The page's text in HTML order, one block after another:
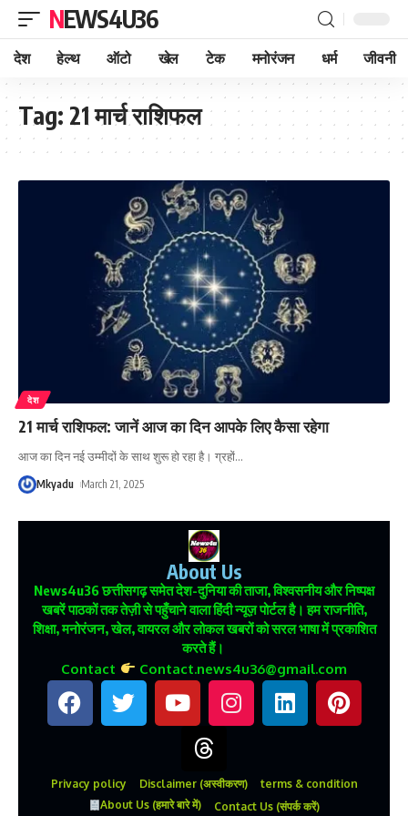
NEWS4U36
देश हेल्थ ऑटो खेल टेक मनोरंजन धर्म जीवनी
Tag: 21 मार्च राशिफल
देश
21 मार्च राशिफल: जानें आज का दिन आपके लिए कैसा रहेगा
आज का दिन नई उम्मीदों के साथ शुरू हो रहा है। ग्रहों…
Mkyadu March 21, 2025
About Us
News4u36छत्तीसगढ़ समेत देश-दुनिया की ताजा, विश्वसनीय और निष्पक्ष
खबरें पाठकों तक तेज़ी से पहुँचाने वाला हिंदी न्यूज़ पोर्टल है। हम राजनीति,
शिक्षा, मनोरंजन, खेल, वायरल और लोकल खबरों को सरल भाषा में प्रकाशित
करते हैं।
Contact Contact.news4u36@gmail.com
Privacy policy Disclaimer (अस्वीकरण)
terms & condition
About Us (हमारे बारे में)
Contact Us (संपर्क करें)